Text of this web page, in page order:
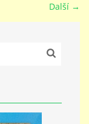
Další →